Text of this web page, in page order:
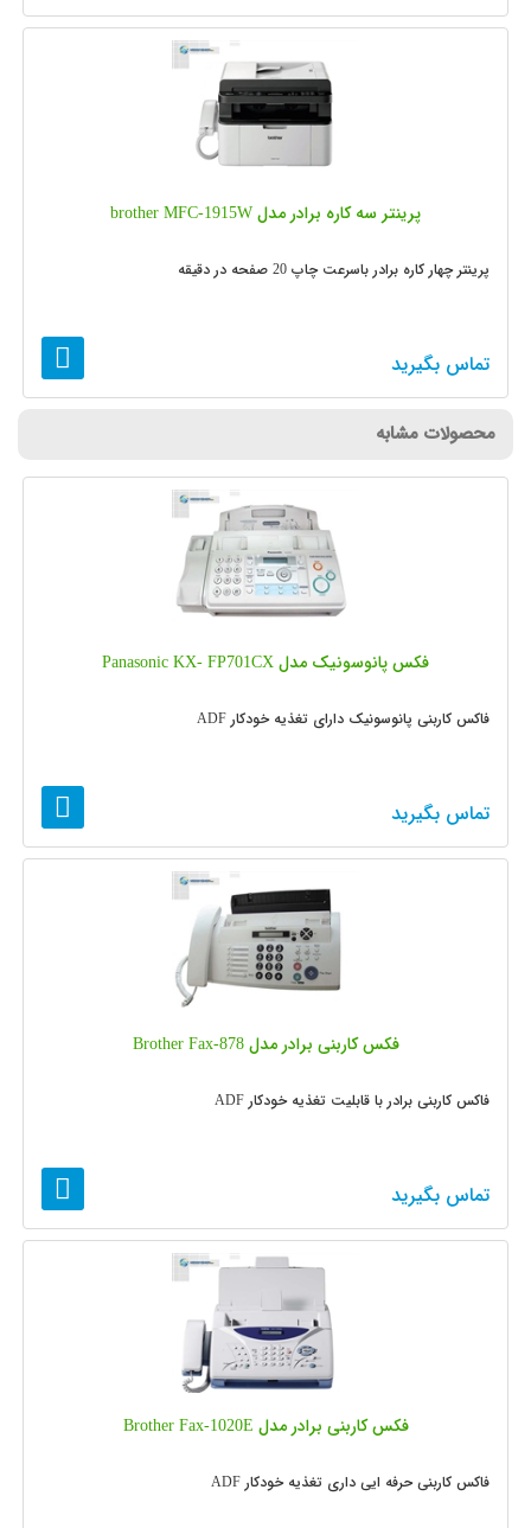
پرینتر سه کاره برادر مدل brother MFC-1915W
پرینتر چهار کاره برادر باسرعت چاپ 20 صفحه در دقیقه
تماس بگیرید
محصولات مشابه
فکس پانوسونیک مدل Panasonic KX- FP701CX
فاکس کاربنی پانوسونیک دارای تغذیه خودکار ADF
تماس بگیرید
فکس کاربنی برادر مدل Brother Fax-878
فاکس کاربنی برادر با قابلیت تغذیه خودکار ADF
تماس بگیرید
فکس کاربنی برادر مدل Brother Fax-1020E
فاکس کاربنی حرفه ایی داری تغذیه خودکار ADF